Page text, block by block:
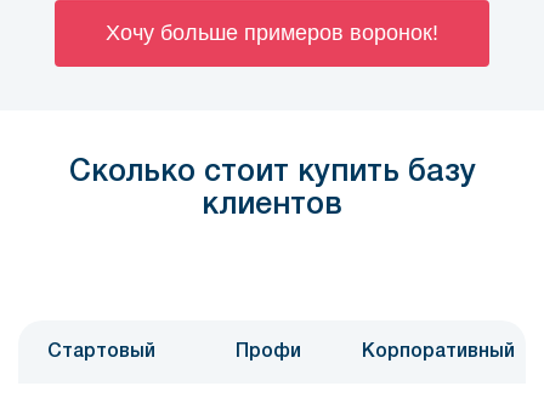
Хочу больше примеров воронок!
Сколько стоит купить базу
клиентов
Стартовый Профи Корпоративный